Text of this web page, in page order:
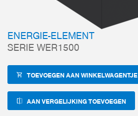
ENERGIE-ELEMENT
SERIE WER1500
TOEVOEGEN AAN WINKELWAGENTJE
AAN VERGELIJKING TOEVOEGEN